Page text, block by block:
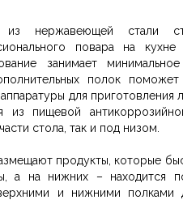
из нержавеющей стали
повара на кухне
занимает
полок поможет
для приготовления
из пищевой
стола, так и под низом.
продукты, которые
а на нижних – находится
и нижними полками